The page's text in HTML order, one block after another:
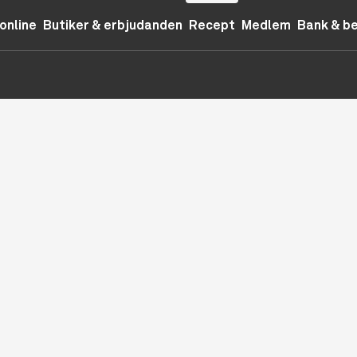
Butiker & erbjudanden Recept Medlem Bank &